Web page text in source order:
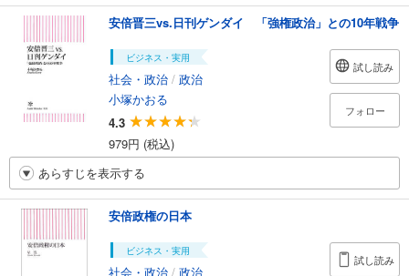
安倍晋三vs.日刊ゲンダイ 「強権政治」との10年戦争
ビジネス・実用
社会・政治 / 政治
小塚かおる
4.3
979円 (税込)
試し読み
フォロー
あらすじを表示する
安倍政権の日本
ビジネス・実用
社会・政治 / 政治
試し読み